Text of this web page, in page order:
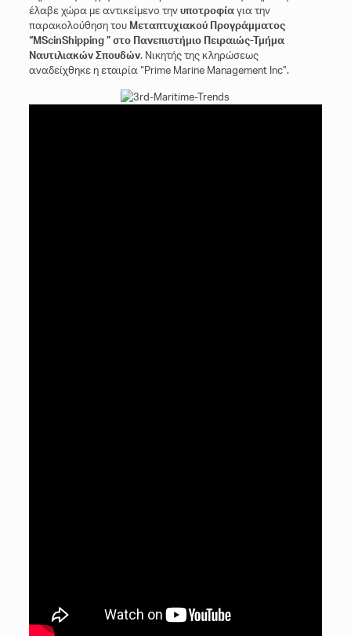
έλαβε χώρα με αντικείμενο τηνυποτροφίαγια την
παρακολούθηση τουΜεταπτυχιακού Προγράμματος
“MScinShipping” στο Πανεπιστήμιο Πειραιώς-Τμήμα
Ναυτιλιακών Σπουδών. Νικητής της κληρώσεως
αναδείχθηκε η εταιρία “Prime Marine Management Inc”.